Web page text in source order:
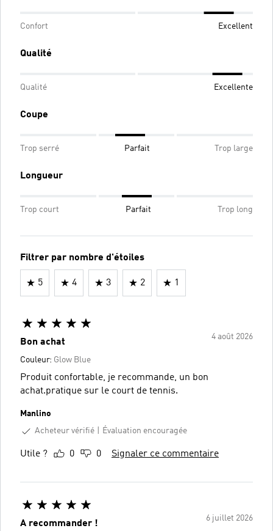
Confort Excellent
Qualité
Qualité Excellente
Coupe
Trop serré Parfait Trop large
Longueur
Trop court Parfait Trop long
Filtrer par nombre d'étoiles
5 4 3 2 1
4 août 2026
Bon achat
Couleur: Glow Blue
Produit confortable, je recommande, un bon
achat.pratique sur le court de tennis.
Manlino
Acheteur vérifié
Évaluation encouragée
Utile ? 0 0 Signaler ce commentaire
6 juillet 2026
A recommander !